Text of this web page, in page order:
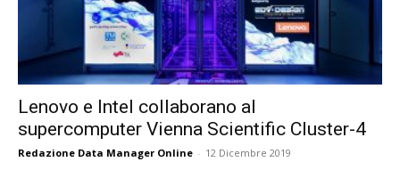
Lenovo e Intel collaborano al
supercomputer Vienna Scientific Cluster-4
Redazione Data Manager Online - 12 Dicembre 2019